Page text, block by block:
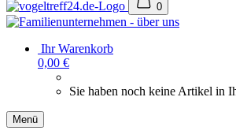
0
Ihr Warenkorb
0,00 €
Sie haben noch keine Artikel in
Menü